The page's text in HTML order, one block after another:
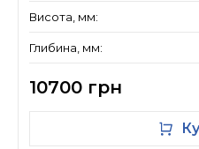
Висота, мм:
Глибина, мм:
10700 грн